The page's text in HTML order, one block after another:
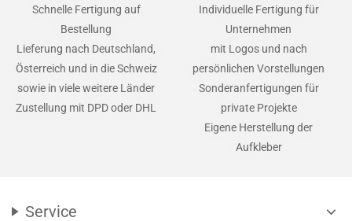
Schnelle Fertigung auf
Bestellung
Lieferung nach Deutschland,
Österreich und in die Schweiz
sowie in viele weitere Länder
Zustellung mit DPD oder DHL
Individuelle Fertigung für
Unternehmen
mit Logos und nach
persönlichen Vorstellungen
Sonderanfertigungen für
private Projekte
Eigene Herstellung der
Aufkleber
Service expand_more